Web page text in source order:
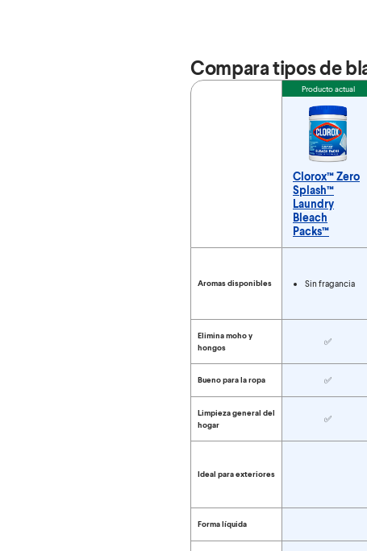
Compara tipos de
Feature Producto actual
Clorox™ Zero
Splash™
Laundry
Bleach
Packs™
Aromas disponibles Sin fragancia
Elimina moho y
hongos
✅
Bueno para la ropa ✅
Limpieza general del
hogar
✅
Ideal para exteriores
Forma líquida